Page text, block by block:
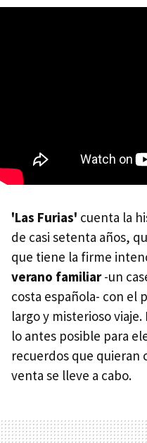
'Las Furias' cuenta la
de casi setenta años,
que tiene la firme
verano familiar-un
costa española- con el
largo y misterioso
lo antes posible para
recuerdos que quieran
venta se lleve a cabo.